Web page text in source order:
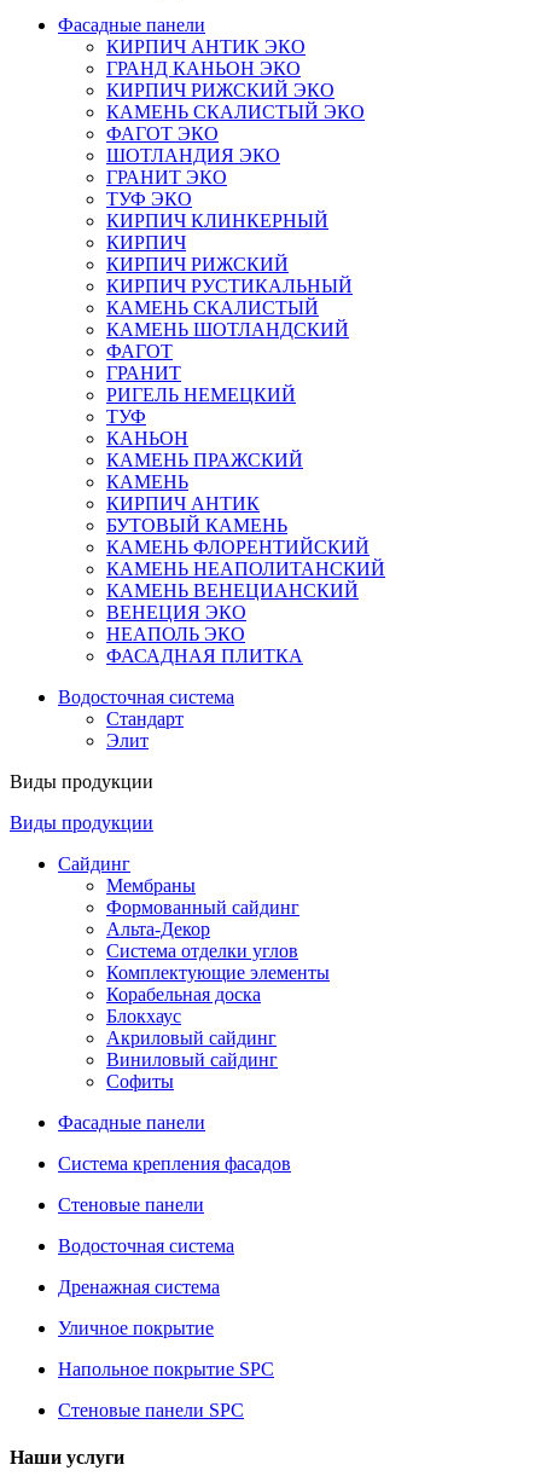
Фасадные панели
КИРПИЧ АНТИК ЭКО
ГРАНД КАНЬОН ЭКО
КИРПИЧ РИЖСКИЙ ЭКО
КАМЕНЬ СКАЛИСТЫЙ ЭКО
ФАГОТ ЭКО
ШОТЛАНДИЯ ЭКО
ГРАНИТ ЭКО
ТУФ ЭКО
КИРПИЧ КЛИНКЕРНЫЙ
КИРПИЧ
КИРПИЧ РИЖСКИЙ
КИРПИЧ РУСТИКАЛЬНЫЙ
КАМЕНЬ СКАЛИСТЫЙ
КАМЕНЬ ШОТЛАНДСКИЙ
ФАГОТ
ГРАНИТ
РИГЕЛЬ НЕМЕЦКИЙ
ТУФ
КАНЬОН
КАМЕНЬ ПРАЖСКИЙ
КАМЕНЬ
КИРПИЧ АНТИК
БУТОВЫЙ КАМЕНЬ
КАМЕНЬ ФЛОРЕНТИЙСКИЙ
КАМЕНЬ НЕАПОЛИТАНСКИЙ
КАМЕНЬ ВЕНЕЦИАНСКИЙ
ВЕНЕЦИЯ ЭКО
НЕАПОЛЬ ЭКО
ФАСАДНАЯ ПЛИТКА
Водосточная система
Стандарт
Элит
Виды продукции
Виды продукции
Сайдинг
Мембраны
Формованный сайдинг
Альта-Декор
Система отделки углов
Комплектующие элементы
Корабельная доска
Блокхаус
Акриловый сайдинг
Виниловый сайдинг
Софиты
Фасадные панели
Система крепления фасадов
Стеновые панели
Водосточная система
Дренажная система
Уличное покрытие
Напольное покрытие SPC
Стеновые панели SPC
Наши услуги